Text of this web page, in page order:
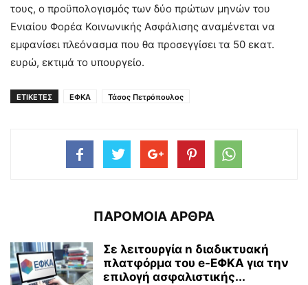
τους, ο προϋπολογισμός των δύο πρώτων μηνών του
Ενιαίου Φορέα Κοινωνικής Ασφάλισης αναμένεται να
εμφανίσει πλεόνασμα που θα προσεγγίσει τα 50 εκατ.
ευρώ, εκτιμά το υπουργείο.
ΕΤΙΚΕΤΕΣ ΕΦΚΑ Τάσος Πετρόπουλος
ΠΑΡΟΜΟΙΑ ΑΡΘΡΑ
Σε λειτουργία n διαδικτυακή
πλατφόρμα του e-ΕΦΚΑ για την
επιλογή ασφαλιστικής...